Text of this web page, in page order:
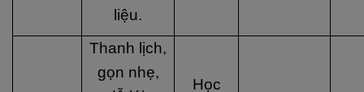
liệu.
Thanh lịch,
gọn nhẹ,
Học